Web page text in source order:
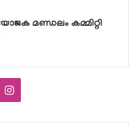
മണ്ഡലം കമ്മിറ്റി
Instagram